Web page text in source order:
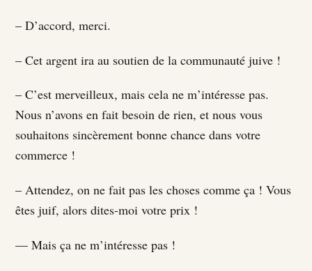
– D’accord, merci.
– Cet argent ira au soutien de la communauté juive !
– C’est merveilleux, mais cela ne m’intéresse pas.
Nous n’avons en fait besoin de rien, et nous vous
souhaitons sincèrement bonne chance dans votre
commerce !
– Attendez, on ne fait pas les choses comme ça ! Vous
êtes juif, alors dites-moi votre prix !
— Mais ça ne m’intéresse pas !